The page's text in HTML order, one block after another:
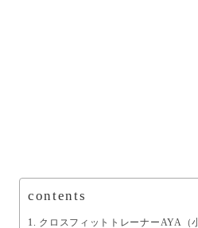
contents
クロスフィットトレーナーAYA（